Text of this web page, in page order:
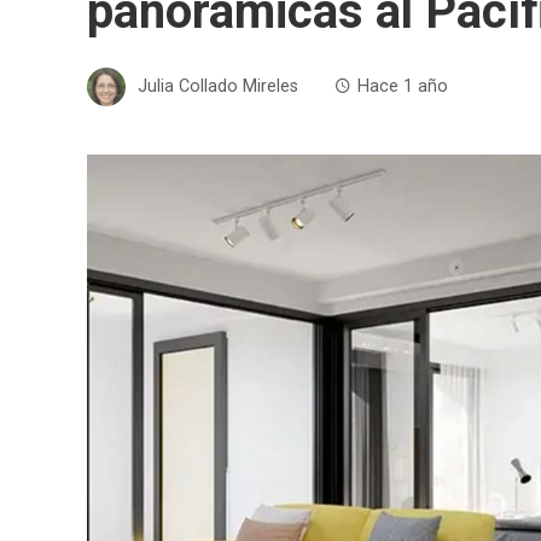
panorámicas al
Julia Collado Mireles Hace 1 año